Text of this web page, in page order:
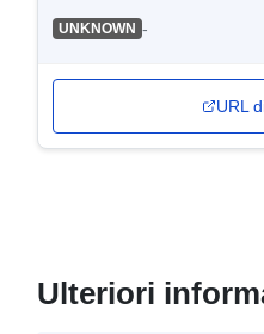
UNKNOWN -
URL
Ulteriori